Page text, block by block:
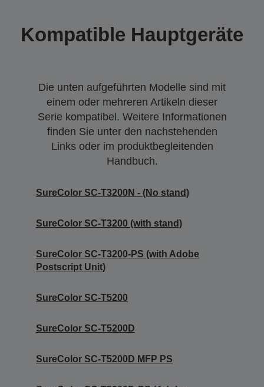
Kompatible Hauptgeräte
Die unten aufgeführten Modelle sind mit
einem oder mehreren Artikeln dieser
Serie kompatibel. Weitere Informationen
finden Sie unter den nachstehenden
Links oder im produktbegleitenden
Handbuch.
SureColor SC-T3200N - (No stand)
SureColor SC-T3200 (with stand)
SureColor SC-T3200-PS (with Adobe
Postscript Unit)
SureColor SC-T5200
SureColor SC-T5200D
SureColor SC-T5200D MFP PS